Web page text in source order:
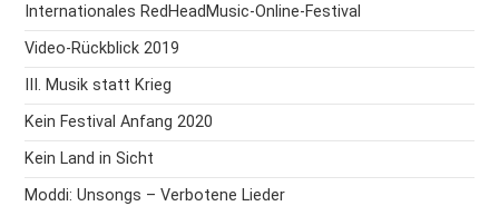
Internationales RedHeadMusic-Online-Festival
Video-Rückblick 2019
III. Musik statt Krieg
Kein Festival Anfang 2020
Kein Land in Sicht
Moddi: Unsongs – Verbotene Lieder